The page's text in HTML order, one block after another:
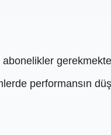
performansın